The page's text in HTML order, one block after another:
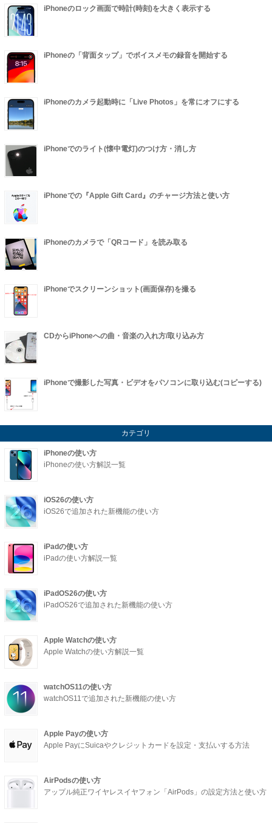
iPhoneのロック画面で時計(時刻)を大きく表示する
iPhoneの「背面タップ」でボイスメモの録音を開始する
iPhoneのカメラ起動時に「Live Photos」を常にオフにする
iPhoneでのライト(懐中電灯)のつけ方・消し方
iPhoneでの『Apple Gift Card』のチャージ方法と使い方
iPhoneのカメラで「QRコード」を読み取る
iPhoneでスクリーンショット(画面保存)を撮る
CDからiPhoneへの曲・音楽の入れ方/取り込み方
iPhoneで撮影した写真・ビデオをパソコンに取り込む(コピーする)
カテゴリ
iPhoneの使い方
iPhoneの使い方解説一覧
iOS26の使い方
iOS26で追加された新機能の使い方
iPadの使い方
iPadの使い方解説一覧
iPadOS26の使い方
iPadOS26で追加された新機能の使い方
Apple Watchの使い方
Apple Watchの使い方解説一覧
watchOS11の使い方
watchOS11で追加された新機能の使い方
Apple Payの使い方
Apple PayにSuicaやクレジットカードを設定・支払いする方法
AirPodsの使い方
アップル純正ワイヤレスイヤフォン「AirPods」の設定方法と使い方